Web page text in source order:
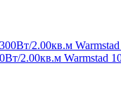
2.00кв.м Warmstad